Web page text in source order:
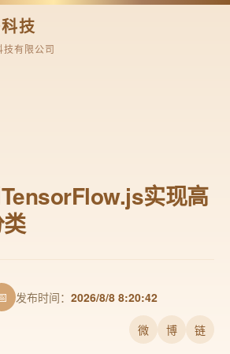
技
有限公司
实现高
发布时间： 2026/8/8 8:20:42
微 博 链